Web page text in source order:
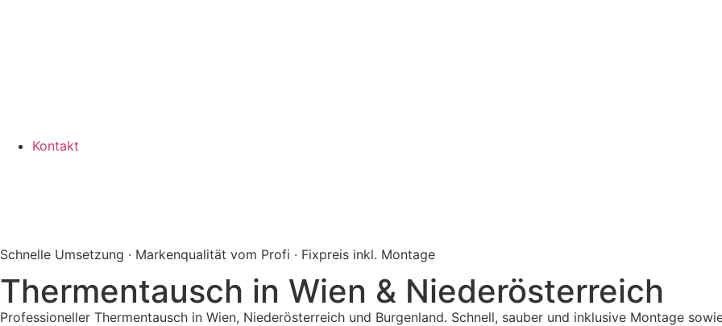
Kontakt
Schnelle Umsetzung · Markenqualität vom Profi · Fixpreis inkl. Montage
Thermentausch in Wien & Niederösterreich
Professioneller Thermentausch in Wien, Niederösterreich und Burgenland. Schnell, sauber und inklusive Montage